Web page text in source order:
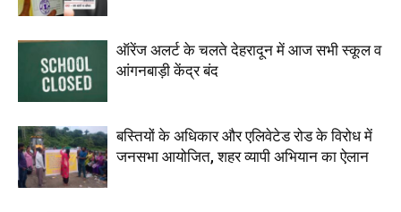
ऑरेंज अलर्ट के चलते देहरादून में आज सभी स्कूल व
आंगनबाड़ी केंद्र बंद
बस्तियों के अधिकार और एलिवेटेड रोड के विरोध में
जनसभा आयोजित, शहर व्यापी अभियान का ऐलान